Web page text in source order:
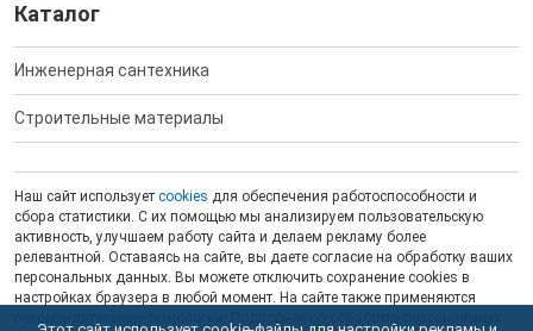
Каталог
Инженерная сантехника
Строительные материалы
Наш сайт использует cookies для обеспечения работоспособности и
сбора статистики. С их помощью мы анализируем пользовательскую
активность, улучшаем работу сайта и делаем рекламу более
релевантной. Оставаясь на сайте, вы даете согласие на обработку ваших
персональных данных. Вы можете отключить сохранение cookies в
настройках браузера в любой момент. На сайте также применяются